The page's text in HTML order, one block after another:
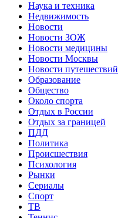
Наука и техника
Недвижимость
Новости
Новости ЗОЖ
Новости медицины
Новости Москвы
Новости путешествий
Образование
Общество
Около спорта
Отдых в России
Отдых за границей
ПДД
Политика
Происшествия
Психология
Рынки
Сериалы
Спорт
ТВ